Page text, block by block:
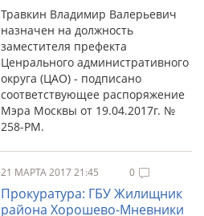
Травкин Владимир Валерьевич
назначен на должность
заместителя префекта
Ценрального административного
округа (ЦАО) - подписано
соответствующее распоряжение
Мэра Москвы от 19.04.2017г. №
258-РМ.
21 МАРТА 2017 21:45 0
Прокуратура: ГБУ Жилищник
района Хорошево-Мневники